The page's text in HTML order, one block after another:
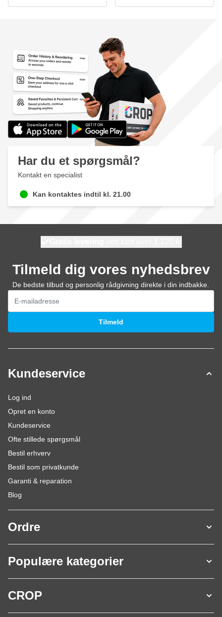
Har du et spørgsmål?
Kontakt en specialist
Kan kontaktes indtil kl. 21.00
Tilmeld dig vores nyhedsbrev
De bedste tilbud og personlig rådgivning direkte i din indbakke.
E-mail adresse
Tilmeld
Kundeservice
Log ind
Opret en konto
Kundeservice
Ofte stillede spørgsmål
Bestil erhverv
Bestil som privatkunde
Garanti & reparation
Blog
Ordre
Populære kategorier
CROP